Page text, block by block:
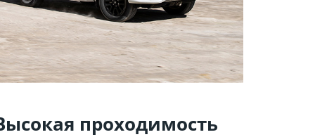
проходимость